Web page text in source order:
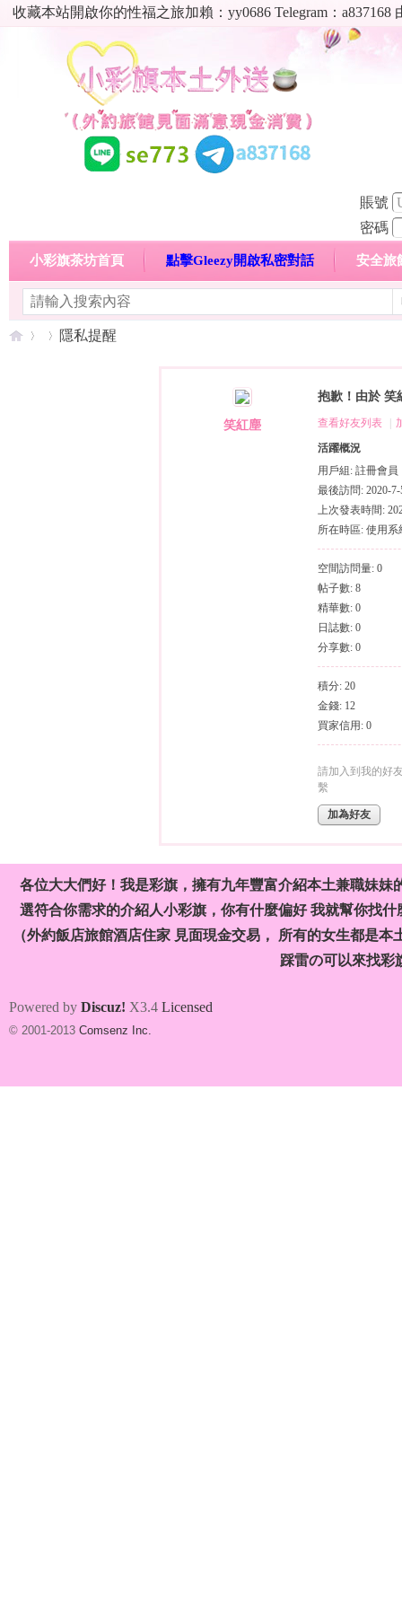
收藏本站開啟你的性福之旅加賴：yy0686 Telegram：
賬號
密碼
小彩旗茶坊首頁 點擊Gleezy開啟私密對話 安全旅
明碼標價特惠專區
隱私提醒
笑紅塵
抱歉！由於 笑
查看好友列表
活躍概況
用戶組: 註冊會員
最後訪問: 2020-7-
上次發表時間:
所在時區: 使用系
空間訪問量: 0
帖子數: 8
精華數: 0
日誌數: 0
分享數: 0
積分: 20
金錢: 12
買家信用: 0
請加入到我的好
繫
加為好友
各位大大們好！我是彩旗，擁有九年豐富介紹本土兼職妹
選符合你需求的介紹人小彩旗，你有什麼偏好 我就幫你找
（外約飯店旅館酒店住家 見面現金交易， 所有的女生都是
踩雷の可以來找彩
Powered by Discuz! X3.4 Licensed
© 2001-2013 Comsenz Inc.